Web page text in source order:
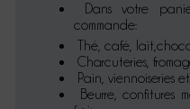
Dans votre
commande:
Thé, café,
Charcuteries,
Pain, viennoiseries
Beurre, confitures